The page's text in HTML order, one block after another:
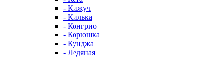
- Кижуч
- Килька
- Конгрио
- Корюшка
- Кунджа
- Ледяная